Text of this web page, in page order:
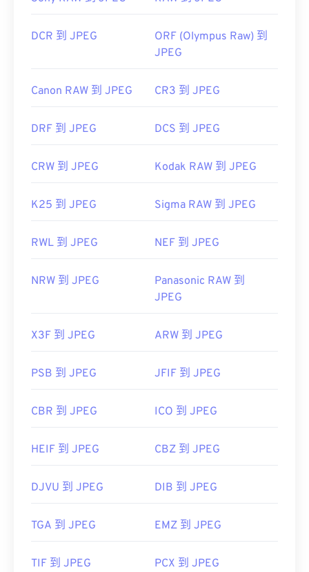
DCR 到 JPEG
ORF (Olympus Raw) 到
JPEG
Canon RAW 到 JPEG CR3 到 JPEG
DRF 到 JPEG DCS 到 JPEG
CRW 到 JPEG Kodak RAW 到 JPEG
K25 到 JPEG Sigma RAW 到 JPEG
RWL 到 JPEG NEF 到 JPEG
NRW 到 JPEG
Panasonic RAW 到
JPEG
X3F 到 JPEG ARW 到 JPEG
PSB 到 JPEG JFIF 到 JPEG
CBR 到 JPEG ICO 到 JPEG
HEIF 到 JPEG CBZ 到 JPEG
DJVU 到 JPEG DIB 到 JPEG
TGA 到 JPEG EMZ 到 JPEG
TIF 到 JPEG PCX 到 JPEG